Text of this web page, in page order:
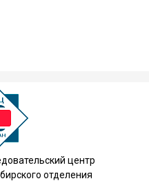
центр
отделения